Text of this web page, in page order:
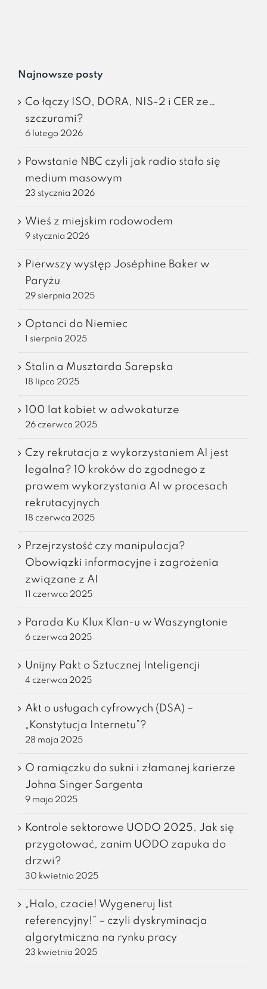
Najnowsze posty
Co łączy ISO, DORA, NIS-2 i CER ze…
szczurami?
6 lutego 2026
Powstanie NBC czyli jak radio stało się
medium masowym
23 stycznia 2026
Wieś z miejskim rodowodem
9 stycznia 2026
Pierwszy występ Joséphine Baker w
Paryżu
29 sierpnia 2025
Optanci do Niemiec
1 sierpnia 2025
Stalin a Musztarda Sarepska
18 lipca 2025
100 lat kobiet w adwokaturze
26 czerwca 2025
Czy rekrutacja z wykorzystaniem AI jest
legalna? 10 kroków do zgodnego z
prawem wykorzystania AI w procesach
rekrutacyjnych
18 czerwca 2025
Przejrzystość czy manipulacja?
Obowiązki informacyjne i zagrożenia
związane z AI
11 czerwca 2025
Parada Ku Klux Klan-u w Waszyngtonie
6 czerwca 2025
Unijny Pakt o Sztucznej Inteligencji
4 czerwca 2025
Akt o usługach cyfrowych (DSA) –
„Konstytucja Internetu”?
28 maja 2025
O ramiączku do sukni i złamanej karierze
Johna Singer Sargenta
9 maja 2025
Kontrole sektorowe UODO 2025. Jak się
przygotować, zanim UODO zapuka do
drzwi?
30 kwietnia 2025
„Halo, czacie! Wygeneruj list
referencyjny!” – czyli dyskryminacja
algorytmiczna na rynku pracy
23 kwietnia 2025